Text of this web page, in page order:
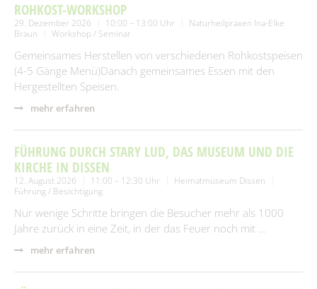
ROHKOST-WORKSHOP
29. Dezember 2026 10:00 – 13:00 Uhr
Naturheilpraxen Ina-Elke
Braun
Workshop / Seminar
Gemeinsames Herstellen von verschiedenen Rohkostspeisen
(4-5 Gänge Menü)Danach gemeinsames Essen mit den
Hergestellten Speisen.
mehr erfahren
FÜHRUNG DURCH STARY LUD, DAS MUSEUM UND DIE
KIRCHE IN DISSEN
12. August 2026 11:00 – 12:30 Uhr
Heimatmuseum Dissen
Führung / Besichtigung
Nur wenige Schritte bringen die Besucher mehr als 1000
Jahre zurück in eine Zeit, in der das Feuer noch mit …
mehr erfahren